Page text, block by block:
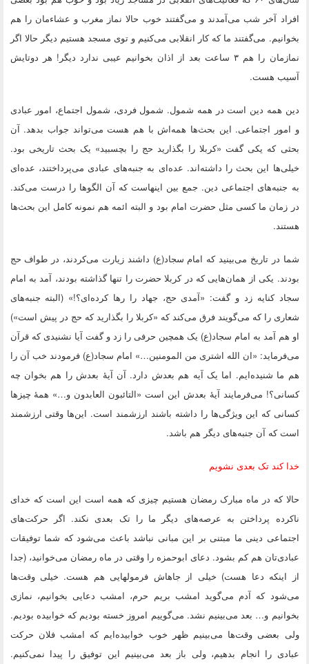
افراد آخر شب می‌آمدند و می‌گفتند خوب حالا نماز مغرب و عشاءمان را هم
بخوانیم. می‌گفتند ما که کار انقلابی می‌کنیم و توی مسجد هستیم دیگر حالا اگر
نمازمان را هم ۳ ساعت بعد از اذان بخوانیم عیبی ندارد دیگر! هر دوتایش
آسیب هست.
دین همه دین است در همه شمول. شمول فردی، شمول اجتماع، امور عبادی
و امور اجتماعی. این بحث‌ها همه‌اش با هم هست می‌تواند جواب بدهد. آن
بحثی که یکی گفت «کربلا را بگذارید حج را بچسبید» یک بحث تاریخی بود.
خیلی‌ها این بحث را داشته‌اند. عده‌ای به جنبه‌های عبادی می‌پرداختند، عده‌ای
به جنبه‌های اجتماعی دین. جمع بین اینهاست که آن الگو‌ها را درست می‌کند.
در زمان ما کسی مثل حضرت امام بود و البته ائمه هم نمونه کامل این بحث‌ها
هستند.
شما در تاریخ می‌بینید که امام سجاد(ع) داشند زیارت می‌کردند، در طواف حج
بودند. یکی از همان‌هایی که در کربلا حضرت را تنها گذاشته بودند، آمد به امام
سجاد کنایه زد و گفت: «آمدی حج، جهاد را‌‌ رها کرده‌ای؟!» (البته جنبه‌های
شعاری را که می‌گویند فرق می‌کند که «کربلا را بگذارید که حج در پیش است»)
او هم آمد به امام سجاد(ع) یک همچین حرفی را زد و گفت آیا نشنیدی که قرآن
می‌فرماید: «ان الله اشتری من المومنین…» امام سجاد(ع) فرمودند خب آن را
هم ما شنیده‌ایم. اما یک آیه هم بعدش دارد. آن آیهٔ بعدش را هم بخوان چه
کسانی؟! می‌فرمایند آیهٔ بعدش این است «التائبون العابدون و…» همهٔ چیز‌ها
کسانی که این ویژگی‌ها را داشته باشند ارزشمند است. این‌ها وقتی ارزشمند
است که آن جنبه‌های دیگر هم باشد.
خدا کند تک بعدی نشویم
حالا که در ماه مبارک رمضان هستیم چیزی که همه است این است که خدای
ناکرده پرداختن به عرصه‌های دیگر ما را تک بعدی نکند. اگر حرکت‌های
اجتماعی دینی ما مبتنی بر این مبانی نباشد باعث می‌شود که شما توفیقات
عبادی‌تان هم کم بشود. دعای ابوحمزه را وقتی در ماه رمضان می‌خوانید، (جدا
از اینکه دعا هست) خیلی از جاهاش فرمولهایی هم هست. خیلی وقت‌ها
می‌شود که آدم می‌گوید امشب بریم حرم، امشب دعایی بخوانیم، نمازی
بخوانیم و… بعد می‌بینیم نشد. می‌گوییم امروز خسته بودیم که خوابیده بودیم.
ولی بعضی وقت‌ها می‌بینیم ظهر خوب خوابیده‌ایم که امشب فلان حرکت
عبادی را انجام بدهیم، ولی باز بعد می‌بینیم این توفیق را پیدا نمی‌کنیم.